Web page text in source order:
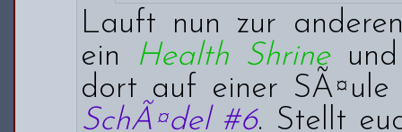
Lauft nun zur
ein
Health Shrineund
dort auf einer
SchÃ¤del #6. Stellt